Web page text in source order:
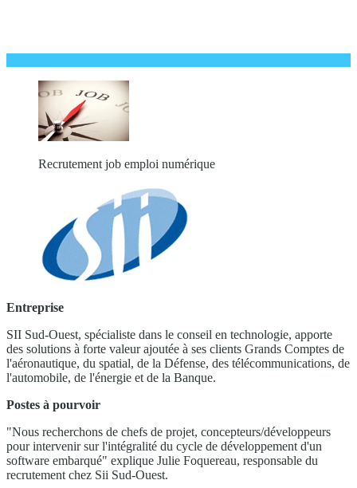
Recrutement job emploi numérique
Entreprise
SII Sud-Ouest, spécialiste dans le conseil en technologie, apporte
des solutions à forte valeur ajoutée à ses clients Grands Comptes de
l'aéronautique, du spatial, de la Défense, des télécommunications, de
l'automobile, de l'énergie et de la Banque.
Postes à pourvoir
"Nous recherchons de chefs de projet, concepteurs/développeurs
pour intervenir sur l'intégralité du cycle de développement d'un
software embarqué" explique Julie Foquereau, responsable du
recrutement chez Sii Sud-Ouest.